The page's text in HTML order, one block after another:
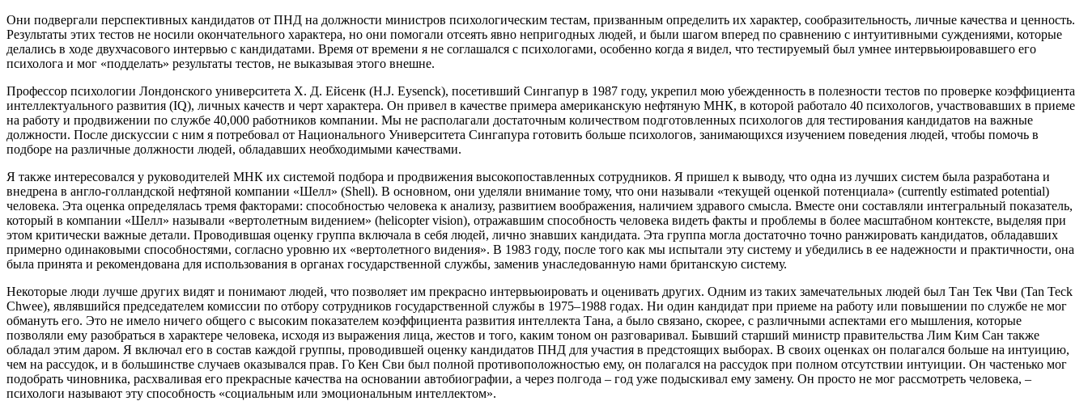
Они подвергали перспективных кандидатов от ПНД на должности министров психологическим тестам, призванным определить их характер, сообразительность, личные качества и ценность.
Результаты этих тестов не носили окончательного характера, но они помогали отсеять явно непригодных людей, и были шагом вперед по сравнению с интуитивными суждениями, которые
делались в ходе двухчасового интервью с кандидатами. Время от времени я не соглашался с психологами, особенно когда я видел, что тестируемый был умнее интервьюировавшего его
психолога и мог «подделать» результаты тестов, не выказывая этого внешне.
Профессор психологии Лондонского университета Х. Д. Ейсенк (H.J. Eysenck), посетивший Сингапур в 1987 году, укрепил мою убежденность в полезности тестов по проверке коэффициента
интеллектуального развития (IQ), личных качеств и черт характера. Он привел в качестве примера американскую нефтяную МНК, в которой работало 40 психологов, участвовавших в приеме
на работу и продвижении по службе 40,000 работников компании. Мы не располагали достаточным количеством подготовленных психологов для тестирования кандидатов на важные
должности. После дискуссии с ним я потребовал от Национального Университета Сингапура готовить больше психологов, занимающихся изучением поведения людей, чтобы помочь в
подборе на различные должности людей, обладавших необходимыми качествами.
Я также интересовался у руководителей МНК их системой подбора и продвижения высокопоставленных сотрудников. Я пришел к выводу, что одна из лучших систем была разработана и
внедрена в англо-голландской нефтяной компании «Шелл» (Shell). В основном, они уделяли внимание тому, что они называли «текущей оценкой потенциала» (currently estimated potential)
человека. Эта оценка определялась тремя факторами: способностью человека к анализу, развитием воображения, наличием здравого смысла. Вместе они составляли интегральный показатель,
который в компании «Шелл» называли «вертолетным видением» (helicopter vision), отражавшим способность человека видеть факты и проблемы в более масштабном контексте, выделяя при
этом критически важные детали. Проводившая оценку группа включала в себя людей, лично знавших кандидата. Эта группа могла достаточно точно ранжировать кандидатов, обладавших
примерно одинаковыми способностями, согласно уровню их «вертолетного видения». В 1983 году, после того как мы испытали эту систему и убедились в ее надежности и практичности, она
была принята и рекомендована для использования в органах государственной службы, заменив унаследованную нами британскую систему.
Некоторые люди лучше других видят и понимают людей, что позволяет им прекрасно интервьюировать и оценивать других. Одним из таких замечательных людей был Тан Тек Чви (Tan Teck
Chwee), являвшийся председателем комиссии по отбору сотрудников государственной службы в 1975–1988 годах. Ни один кандидат при приеме на работу или повышении по службе не мог
обмануть его. Это не имело ничего общего с высоким показателем коэффициента развития интеллекта Тана, а было связано, скорее, с различными аспектами его мышления, которые
позволяли ему разобраться в характере человека, исходя из выражения лица, жестов и того, каким тоном он разговаривал. Бывший старший министр правительства Лим Ким Сан также
обладал этим даром. Я включал его в состав каждой группы, проводившей оценку кандидатов ПНД для участия в предстоящих выборах. В своих оценках он полагался больше на интуицию,
чем на рассудок, и в большинстве случаев оказывался прав. Го Кен Сви был полной противоположностью ему, он полагался на рассудок при полном отсутствии интуиции. Он частенько мог
подобрать чиновника, расхваливая его прекрасные качества на основании автобиографии, а через полгода – год уже подыскивал ему замену. Он просто не мог рассмотреть человека, –
психологи называют эту способность «социальным или эмоциональным интеллектом».